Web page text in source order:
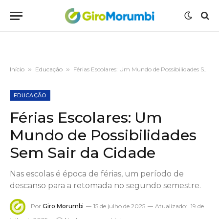
Início » Educação » Férias Escolares: Um Mundo de Possibilidades Sem Sair da Cidade
EDUCAÇÃO
Férias Escolares: Um
Mundo de Possibilidades
Sem Sair da Cidade
Nas escolas é época de férias, um período de
descanso para a retomada no segundo semestre.
Por Giro Morumbi 15 de julho de 2025 Atualizado: 19 de